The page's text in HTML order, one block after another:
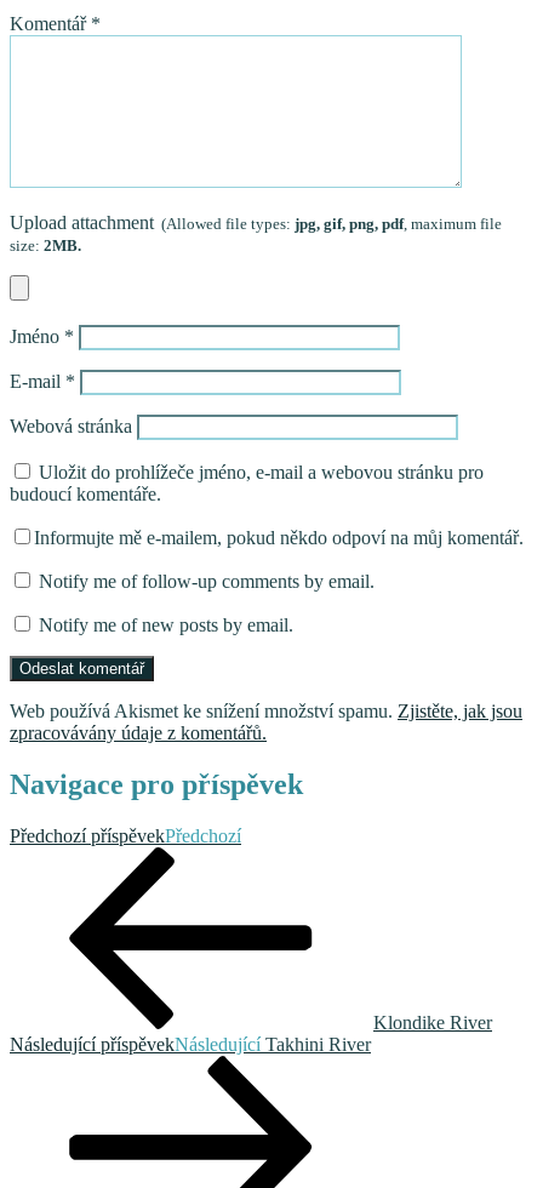
Komentář *
Upload attachment (Allowed file types: jpg, gif, png, pdf, maximum file
size: 2MB.
Jméno *
E-mail *
Webová stránka
Uložit do prohlížeče jméno, e-mail a webovou stránku pro
budoucí komentáře.
Informujte mě e-mailem, pokud někdo odpoví na můj komentář.
Notify me of follow-up comments by email.
Notify me of new posts by email.
Web používá Akismet ke snížení množství spamu. Zjistěte, jak jsou
zpracovávány údaje z komentářů.
Navigace pro příspěvek
Předchozí příspěvekPředchozí
Klondike River
Následující příspěvekNásledující Takhini River